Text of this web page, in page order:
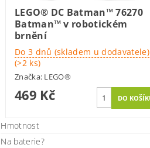
LEGO® DC Batman™ 76270
Batman™ v robotickém
brnění
Do 3 dnů (skladem u dodavatele)
(>2 ks)
Značka: LEGO®
469 Kč
Hmotnost
Na baterie?